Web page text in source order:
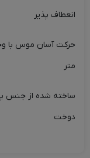
انعطاف پذیر
متر
ساخته شده از جنس
دوخت